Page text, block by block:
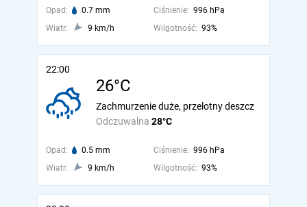
Opad: 0.7 mm Ciśnienie: 996 hPa
Wiatr:
9 km/h Wilgotność: 93%
22:00
26°C
Odczuwalna 28°C
Zachmurzenie duże, przelotny deszcz
Opad: 0.5 mm Ciśnienie: 996 hPa
Wiatr:
9 km/h Wilgotność: 93%